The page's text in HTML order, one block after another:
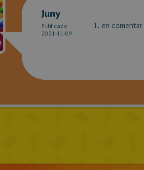
Juny
Publicado
2021-11-09
1. en